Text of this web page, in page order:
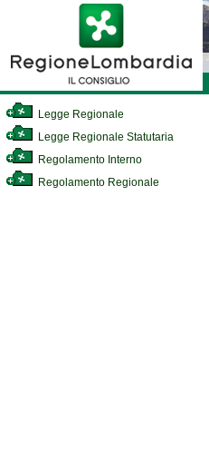
Legge Regionale
Legge Regionale Statutaria
Regolamento Interno
Regolamento Regionale